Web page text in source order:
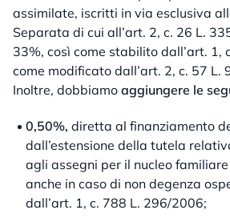
assimilate, iscritti in via esclusiva
Separata di cui all’art. 2, c. 26 L.
33%, così come stabilito dall’art. 1,
come modificato dall’art. 2, c. 57 L.
Inoltre, dobbiamo aggiungere le
0,50%, diretta al finanziamento
dall’estensione della tutela
agli assegni per il nucleo
anche in caso di non degenza
dall’art. 1, c. 788 L. 296/2006;